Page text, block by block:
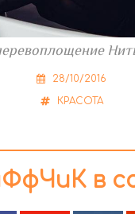
28/10/2016
КРАСОТА
в